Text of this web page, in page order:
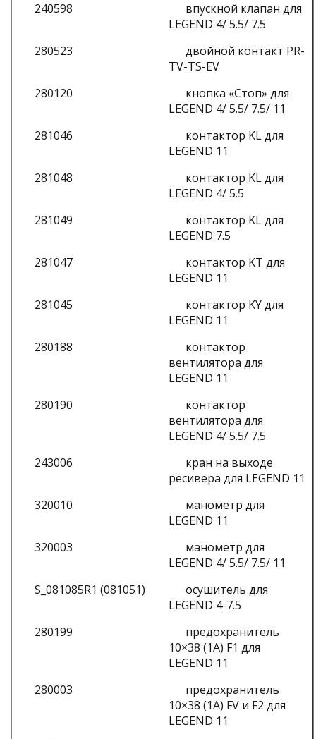
240598
впускной клапан для
LEGEND 4/ 5.5/ 7.5
280523
двойной контакт PR-
TV-TS-EV
280120
кнопка «Стоп» для
LEGEND 4/ 5.5/ 7.5/ 11
281046
контактор KL для
LEGEND 11
281048
контактор KL для
LEGEND 4/ 5.5
281049
контактор KL для
LEGEND 7.5
281047
контактор KT для
LEGEND 11
281045
контактор KY для
LEGEND 11
280188
контактор
вентилятора для
LEGEND 11
280190
контактор
вентилятора для
LEGEND 4/ 5.5/ 7.5
243006
кран на выходе
ресивера для LEGEND 11
320010
манометр для
LEGEND 11
320003
манометр для
LEGEND 4/ 5.5/ 7.5/ 11
S_081085R1 (081051)
осушитель для
LEGEND 4-7.5
280199
предохранитель
10×38 (1A) F1 для
LEGEND 11
280003
предохранитель
10×38 (1A) FV и F2 для
LEGEND 11